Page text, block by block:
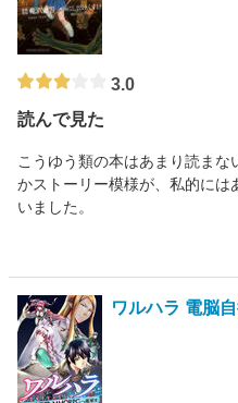
3.0
読んで見た
こうゆう類の本はあまり読ま
かストーリー模様が、私的には
いました。
ワルハラ 電脳